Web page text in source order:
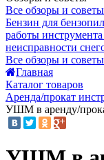
Все обзоры и советы
Бензин для
работы инструмента
неисправности
Все обзоры и советы
Главная
Каталог товаров
Аренда/прокат
УШМ в аренду/